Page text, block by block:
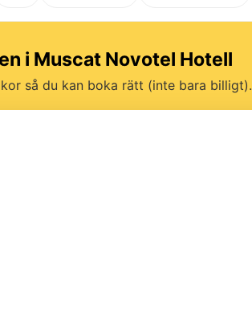
i Muscat Novotel Hotell
så du kan boka rätt (inte bara billigt).